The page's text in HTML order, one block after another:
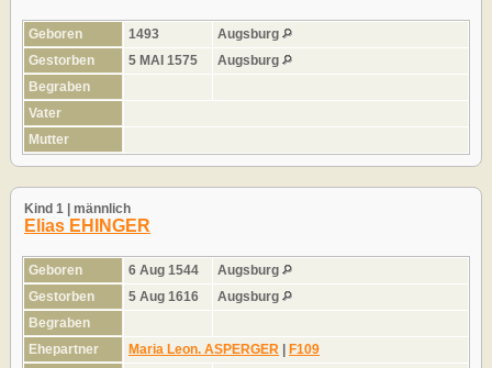
Geboren 1493
Augsburg
Gestorben
5 MAI 1575
Augsburg
Begraben
Vater
Mutter
Kind 1 | männlich
Elias EHINGER
Geboren 6 Aug 1544
Augsburg
Gestorben
5 Aug 1616
Augsburg
Begraben
Ehepartner
Maria Leon. ASPERGER | F109